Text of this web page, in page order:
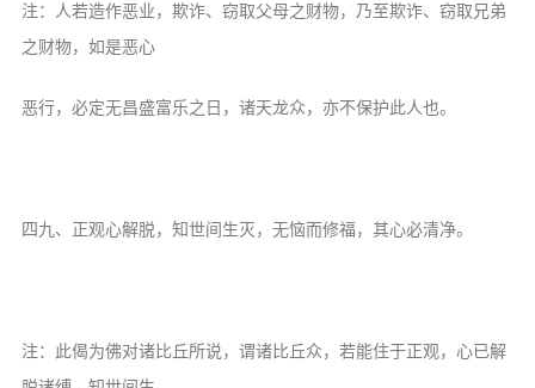
注：人若造作恶业，欺诈、窃取父母之财物，乃至欺诈、窃取兄弟
之财物，如是恶心
恶行，必定无昌盛富乐之日，诸天龙众，亦不保护此人也。
四九、正观心解脱，知世间生灭，无恼而修福，其心必清净。
注：此偈为佛对诸比丘所说，谓诸比丘众，若能住于正观，心已解